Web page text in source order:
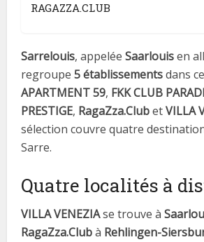
RAGAZZA.CLUB
Sarrelouis, appelée Saarlouisen
regroupe 5 établissementsdans
APARTMENT 59, FKK CLUB
PRESTIGE, RagaZza.ClubetVILLA
sélection couvre quatre
Sarre.
Quatre localités à
VILLA VENEZIAse trouve à
RagaZza.Clubà Rehlingen-